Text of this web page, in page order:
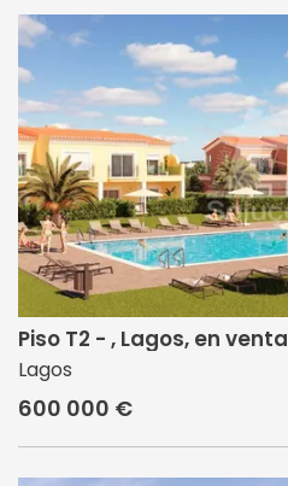
Piso T2 - , Lagos, en venta
Lagos
600 000 €